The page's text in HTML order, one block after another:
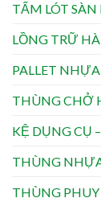
TẤM LÓT
LỒNG TRỮ
PALLET NHỰA
THÙNG CHỞ
KỆ DỤNG CỤ
THÙNG
THÙNG